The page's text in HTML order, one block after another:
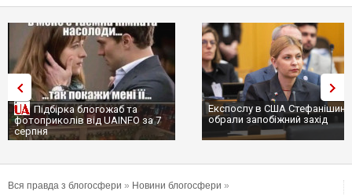
Підбірка блогожаб та
фотоприколів від UAINFO за 7
серпня
Експослу в США Стефанішиній
обрали запобіжний захід
Вся правда з блогосфери » Новини блогосфери »